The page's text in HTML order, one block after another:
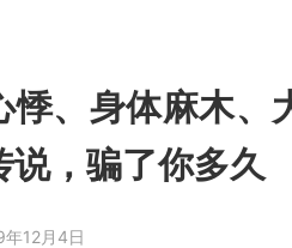
悸、身体麻木
说，骗了你多久
12月4日